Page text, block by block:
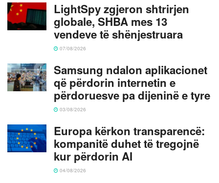
LightSpy zgjeron shtrirjen
globale, SHBA mes 13
vendeve të shënjestruara
07/08/2026
Samsung ndalon aplikacionet
që përdorin internetin e
përdoruesve pa dijeninë e tyre
03/08/2026
Europa kërkon transparencë:
kompanitë duhet të tregojnë
kur përdorin AI
04/08/2026